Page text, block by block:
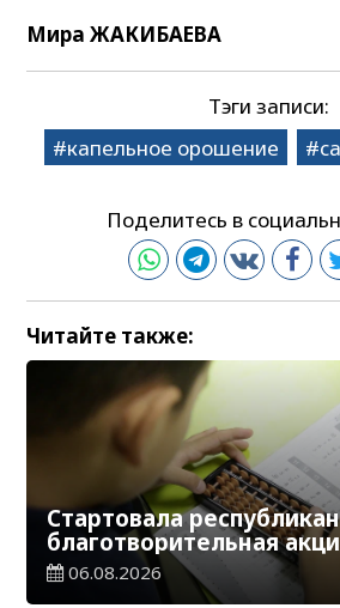
Мира ЖАКИБАЕВА
Тэги записи:
капельное орошение
Поделитесь в
Читайте также:
Стартовала
благотворительная
школу»
06.08.2026